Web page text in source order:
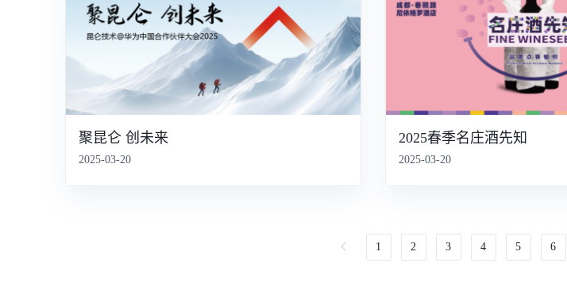
聚昆仑 创未来
2025-03-20
2025春季名庄酒先知
2025-03-20
1 2 3 4 5 6